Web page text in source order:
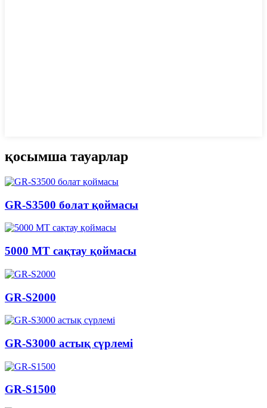
қосымша тауарлар
GR-S3500 болат қоймасы
5000 MT сақтау қоймасы
GR-S2000
GR-S3000 астық сүрлемі
GR-S1500